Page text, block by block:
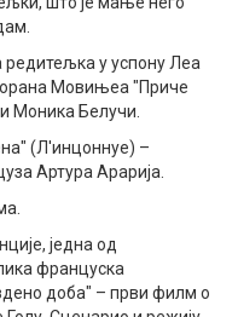
у успону Леа
Мовињеа "Приче
и Моника Белучи.
(Л'инцоннуе) –
Артура Арарија.
једна од
француска
доба" – први филм о